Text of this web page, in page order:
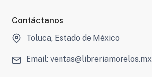
Contáctanos
Toluca, Estado de México
Email: ventas@libreriamorelos.mx